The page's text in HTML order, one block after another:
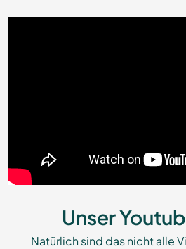
Unser
Natürlich sind das nicht alle